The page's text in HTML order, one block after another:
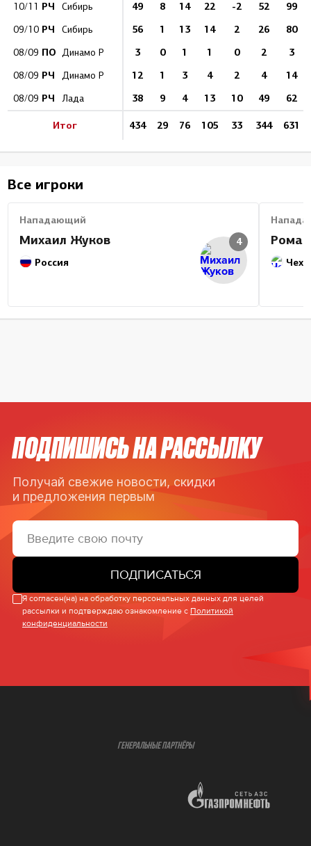
10/11 РЧ Сибирь 49 8 14 22 -2 52 99
09/10 РЧ Сибирь 56 1 13 14 2 26 80
08/09 ПО Динамо Р 3 0 1 1 0 2 3
08/09 РЧ Динамо Р 12 1 3 4 2 4 14
08/09 РЧ Лада 38 9 4 13 10 49 62
Итог 434 29 76 105 33 344 631
Все игроки
Нападающий
Михаил Жуков
Россия
4
ПОДПИШИСЬ НА РАССЫЛКУ
Получай свежие новости, скидки
и предложения первым
ПОДПИСАТЬСЯ
Я согласен(на) на обработку персональных данных для целей
рассылки и подтверждаю ознакомление с Политикой
конфиденциальности
ГЕНЕРАЛЬНЫЕ ПАРТНЁРЫ